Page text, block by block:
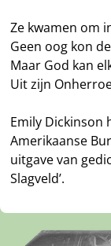
Ze kwamen om
Geen oog kon
Maar God kan
Uit zijn
Emily Dickinson
Amerikaanse
uitgave van
Slagveld’.